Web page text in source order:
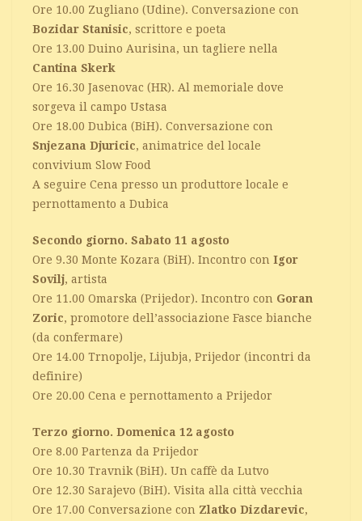
Ore 10.00 Zugliano (Udine). Conversazione con
Bozidar Stanisic, scrittore e poeta
Ore 13.00 Duino Aurisina, un tagliere nella
Cantina Skerk
Ore 16.30 Jasenovac (HR). Al memoriale dove
sorgeva il campo Ustasa
Ore 18.00 Dubica (BiH). Conversazione con
Snjezana Djuricic, animatrice del locale
convivium Slow Food
A seguire Cena presso un produttore locale e
pernottamento a Dubica
Secondo giorno. Sabato 11 agosto
Ore 9.30 Monte Kozara (BiH). Incontro con Igor
Sovilj, artista
Ore 11.00 Omarska (Prijedor). Incontro con Goran
Zoric, promotore dell’associazione Fasce bianche
(da confermare)
Ore 14.00 Trnopolje, Lijubja, Prijedor (incontri da
definire)
Ore 20.00 Cena e pernottamento a Prijedor
Terzo giorno. Domenica 12 agosto
Ore 8.00 Partenza da Prijedor
Ore 10.30 Travnik (BiH). Un caffè da Lutvo
Ore 12.30 Sarajevo (BiH). Visita alla città vecchia
Ore 17.00 Conversazione con Zlatko Dizdarevic,